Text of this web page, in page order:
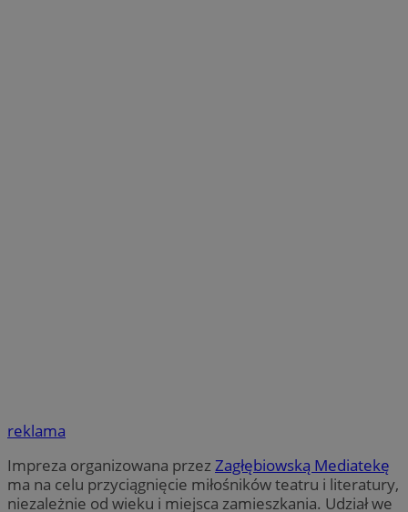
reklama
Impreza organizowana przezZagłębiowską Mediatekę
ma na celu przyciągnięcie miłośników teatru i literatury,
niezależnie od wieku i miejsca zamieszkania. Udział we